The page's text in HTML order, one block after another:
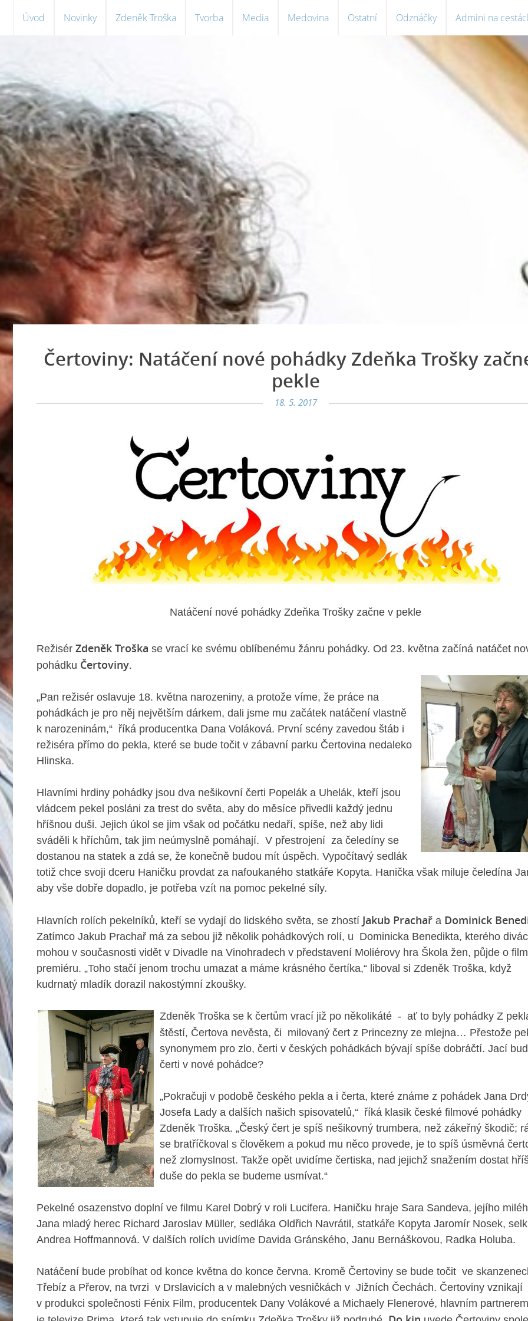
Úvod Novinky Zdeněk Troška Tvorba Media Medovina Ostatní Odznáčky Admini na
Čertoviny: Natáčení nové pohádky Zdeňka Trošky
pekle
18. 5. 2017
Natáčení nové pohádky Zdeňka Trošky začne v pekle
Režisér Zdeněk Troška se vrací ke svému oblíbenému žánru pohádky. Od 23. května začíná natáčet
pohádku Čertoviny.
„Pan režisér oslavuje 18. května narozeniny, a protože víme, že práce na
pohádkách je pro něj největším dárkem, dali jsme mu začátek natáčení vlastně
k narozeninám,“ říká producentka Dana Voláková. První scény zavedou štáb i
režiséra přímo do pekla, které se bude točit v zábavní parku Čertovina nedaleko
Hlinska.
Hlavními hrdiny pohádky jsou dva nešikovní čerti Popelák a Uhelák, kteří jsou
vládcem pekel posláni za trest do světa, aby do měsíce přivedli každý jednu
hříšnou duši. Jejich úkol se jim však od počátku nedaří, spíše, než aby lidi
sváděli k hříchům, tak jim neúmyslně pomáhají. V přestrojení za čeledíny se
dostanou na statek a zdá se, že konečně budou mít úspěch. Vypočítavý sedlák
totiž chce svoji dceru Haničku provdat za nafoukaného statkáře Kopyta. Hanička však miluje čeledína
aby vše dobře dopadlo, je potřeba vzít na pomoc pekelné síly.
Hlavních rolích pekelníků, kteří se vydají do lidského světa, se zhostí Jakub Prachař a Dominick
Zatímco Jakub Prachař má za sebou již několik pohádkových rolí, u Dominicka Benedikta, kterého
mohou v současnosti vidět v Divadle na Vinohradech v představení Moliérovy hra Škola žen, půjde o
premiéru. „Toho stačí jenom trochu umazat a máme krásného čertíka,“ liboval si Zdeněk Troška, když
kudrnatý mladík dorazil nakostýmní zkoušky.
Zdeněk Troška se k čertům vrací již po několikáté - ať to byly pohádky Z
štěstí, Čertova nevěsta, či milovaný čert z Princezny ze mlejna… Přestože
synonymem pro zlo, čerti v českých pohádkách bývají spíše dobráčtí. Jací
čerti v nové pohádce?
„Pokračuji v podobě českého pekla a i čerta, které známe z pohádek Jana
Josefa Lady a dalších našich spisovatelů,“ říká klasik české filmové pohádky
Zdeněk Troška. „Český čert je spíš nešikovný trumbera, než zákeřný škodič;
se bratříčkoval s člověkem a pokud mu něco provede, je to spíš úsměvná
než zlomyslnost. Takže opět uvidíme čertiska, nad jejichž snažením dostat
duše do pekla se budeme usmívat.“
Pekelné osazenstvo doplní ve filmu Karel Dobrý v roli Lucifera. Haničku hraje Sara Sandeva, jejího
Jana mladý herec Richard Jaroslav Müller, sedláka Oldřich Navrátil, statkáře Kopyta Jaromír Nosek,
Andrea Hoffmannová. V dalších rolích uvidíme Davida Gránského, Janu Bernáškovou, Radka Holuba.
Natáčení bude probíhat od konce května do konce června. Kromě Čertoviny se bude točit ve
Třebíz a Přerov, na tvrzi v Drslavicích a v malebných vesničkách v Jižních Čechách. Čertoviny vznikají
v produkci společnosti Fénix Film, producentek Dany Volákové a Michaely Flenerové, hlavním